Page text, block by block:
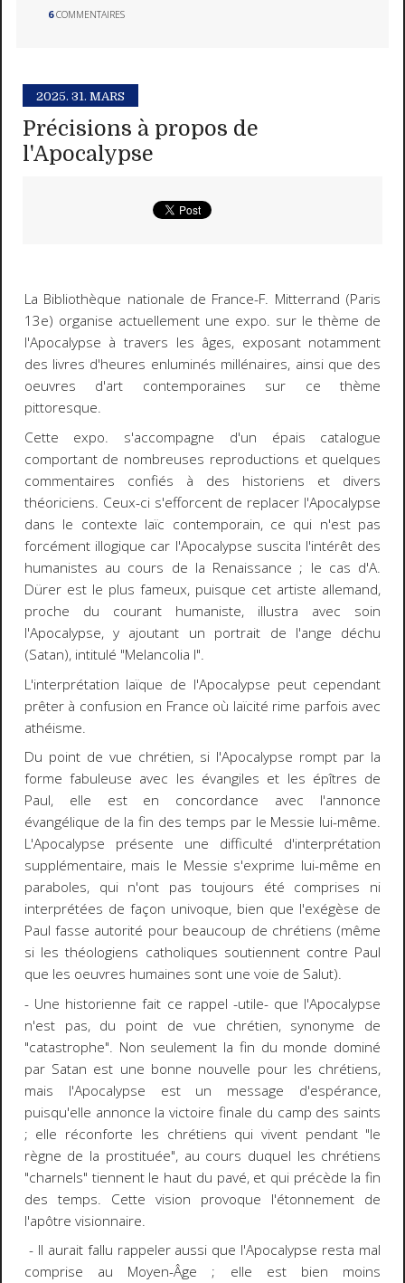
6 COMMENTAIRES
2025. 31. MARS
Précisions à propos de
l'Apocalypse
La Bibliothèque nationale de France-F. Mitterrand (Paris
13e) organise actuellement une expo. sur le thème de
l'Apocalypse à travers les âges, exposant notamment
des livres d'heures enluminés millénaires, ainsi que des
oeuvres d'art contemporaines sur ce thème
pittoresque.
Cette expo. s'accompagne d'un épais catalogue
comportant de nombreuses reproductions et quelques
commentaires confiés à des historiens et divers
théoriciens. Ceux-ci s'efforcent de replacer l'Apocalypse
dans le contexte laïc contemporain, ce qui n'est pas
forcément illogique car l'Apocalypse suscita l'intérêt des
humanistes au cours de la Renaissance ; le cas d'A.
Dürer est le plus fameux, puisque cet artiste allemand,
proche du courant humaniste, illustra avec soin
l'Apocalypse, y ajoutant un portrait de l'ange déchu
(Satan), intitulé "Melancolia I".
L'interprétation laïque de l'Apocalypse peut cependant
prêter à confusion en France où laïcité rime parfois avec
athéisme.
Du point de vue chrétien, si l'Apocalypse rompt par la
forme fabuleuse avec les évangiles et les épîtres de
Paul, elle est en concordance avec l'annonce
évangélique de la fin des temps par le Messie lui-même.
L'Apocalypse présente une difficulté d'interprétation
supplémentaire, mais le Messie s'exprime lui-même en
paraboles, qui n'ont pas toujours été comprises ni
interprétées de façon univoque, bien que l'exégèse de
Paul fasse autorité pour beaucoup de chrétiens (même
si les théologiens catholiques soutiennent contre Paul
que les oeuvres humaines sont une voie de Salut).
- Une historienne fait ce rappel -utile- que l'Apocalypse
n'est pas, du point de vue chrétien, synonyme de
"catastrophe". Non seulement la fin du monde dominé
par Satan est une bonne nouvelle pour les chrétiens,
mais l'Apocalypse est un message d'espérance,
puisqu'elle annonce la victoire finale du camp des saints
; elle réconforte les chrétiens qui vivent pendant "le
règne de la prostituée", au cours duquel les chrétiens
"charnels" tiennent le haut du pavé, et qui précède la fin
des temps. Cette vision provoque l'étonnement de
l'apôtre visionnaire.
- Il aurait fallu rappeler aussi que l'Apocalypse resta mal
comprise au Moyen-Âge ; elle est bien moins